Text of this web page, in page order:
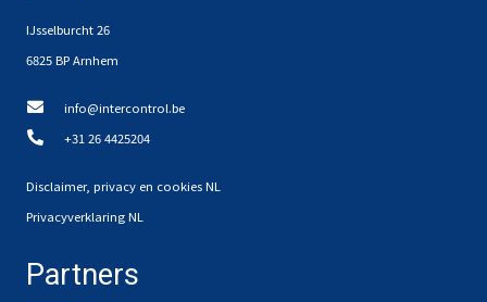
IJsselburcht 26
6825 BP Arnhem
info@intercontrol.be
+31 26 4425204
Disclaimer, privacy en cookies NL
Privacyverklaring NL
Partners